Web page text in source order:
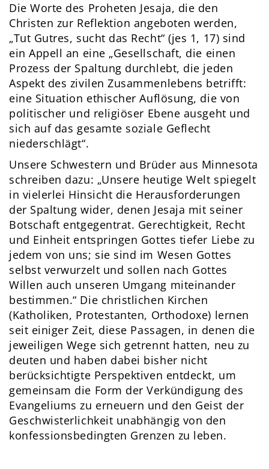
Die Worte des Proheten Jesaja, die den
Christen zur Reflektion angeboten werden,
„Tut Gutres, sucht das Recht“ (jes 1, 17) sind
ein Appell an eine „Gesellschaft, die einen
Prozess der Spaltung durchlebt, die jeden
Aspekt des zivilen Zusammenlebens betrifft:
eine Situation ethischer Auflösung, die von
politischer und religiöser Ebene ausgeht und
sich auf das gesamte soziale Geflecht
niederschlägt“.
Unsere Schwestern und Brüder aus Minnesota
schreiben dazu: „Unsere heutige Welt spiegelt
in vielerlei Hinsicht die Herausforderungen
der Spaltung wider, denen Jesaja mit seiner
Botschaft entgegentrat. Gerechtigkeit, Recht
und Einheit entspringen Gottes tiefer Liebe zu
jedem von uns; sie sind im Wesen Gottes
selbst verwurzelt und sollen nach Gottes
Willen auch unseren Umgang miteinander
bestimmen.“ Die christlichen Kirchen
(Katholiken, Protestanten, Orthodoxe) lernen
seit einiger Zeit, diese Passagen, in denen die
jeweiligen Wege sich getrennt hatten, neu zu
deuten und haben dabei bisher nicht
berücksichtigte Perspektiven entdeckt, um
gemeinsam die Form der Verkündigung des
Evangeliums zu erneuern und den Geist der
Geschwisterlichkeit unabhängig von den
konfessionsbedingten Grenzen zu leben.